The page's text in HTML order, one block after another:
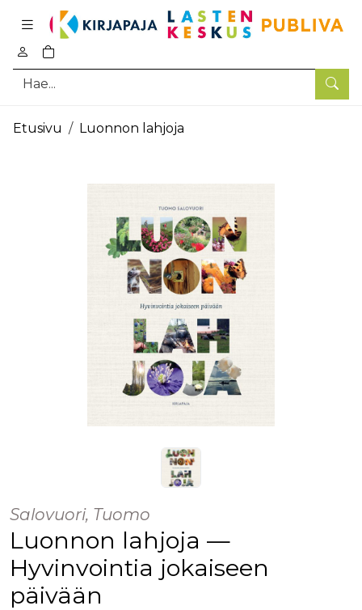
Hae
0
tuotetta ostoskorissa
Pääsisältö
Etusivu Luonnon lahjoja
Salovuori, Tuomo
Luonnon lahjoja —
Hyvinvointia jokaiseen
päivään